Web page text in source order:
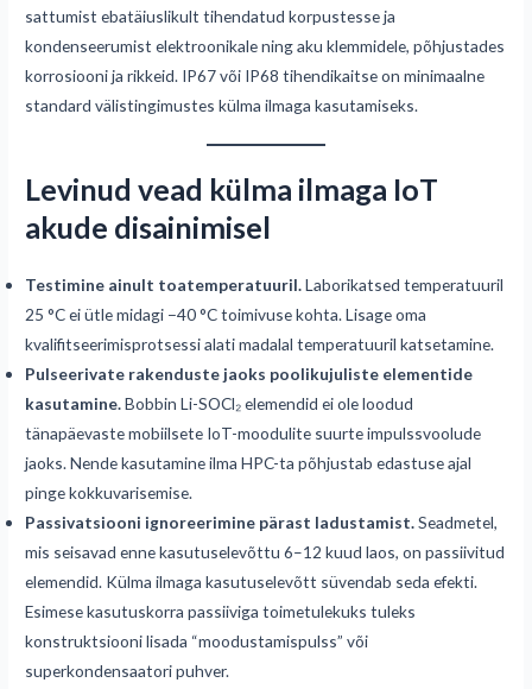
sattumist ebatäiuslikult tihendatud korpustesse ja
kondenseerumist elektroonikale ning aku klemmidele, põhjustades
korrosiooni ja rikkeid. IP67 või IP68 tihendikaitse on minimaalne
standard välistingimustes külma ilmaga kasutamiseks.
Levinud vead külma ilmaga IoT
akude disainimisel
Testimine ainult toatemperatuuril.Laborikatsed temperatuuril
25 °C ei ütle midagi −40 °C toimivuse kohta. Lisage oma
kvalifitseerimisprotsessi alati madalal temperatuuril katsetamine.
Pulseerivate rakenduste jaoks poolikujuliste elementide
kasutamine.Bobbin Li-SOCl₂ elemendid ei ole loodud
tänapäevaste mobiilsete IoT-moodulite suurte impulssvoolude
jaoks. Nende kasutamine ilma HPC-ta põhjustab edastuse ajal
pinge kokkuvarisemise.
Passivatsiooni ignoreerimine pärast ladustamist.Seadmetel,
mis seisavad enne kasutuselevõttu 6–12 kuud laos, on passiivitud
elemendid. Külma ilmaga kasutuselevõtt süvendab seda efekti.
Esimese kasutuskorra passiiviga toimetulekuks tuleks
konstruktsiooni lisada “moodustamispulss” või
superkondensaatori puhver.